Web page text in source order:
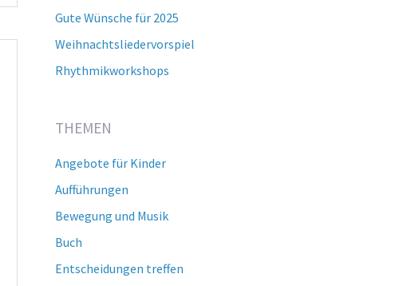
Gute Wünsche für 2025
Weihnachtsliedervorspiel
Rhythmikworkshops
THEMEN
Angebote für Kinder
Aufführungen
Bewegung und Musik
Buch
Entscheidungen treffen